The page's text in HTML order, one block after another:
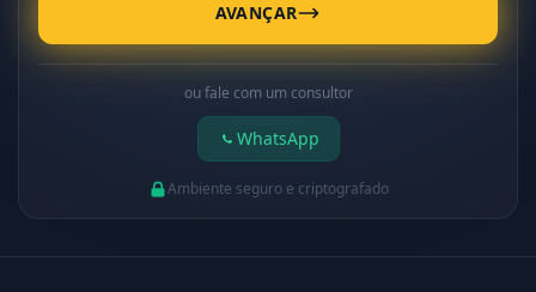
AVANÇAR
ou fale com um consultor
WhatsApp
Ambiente seguro e criptografado